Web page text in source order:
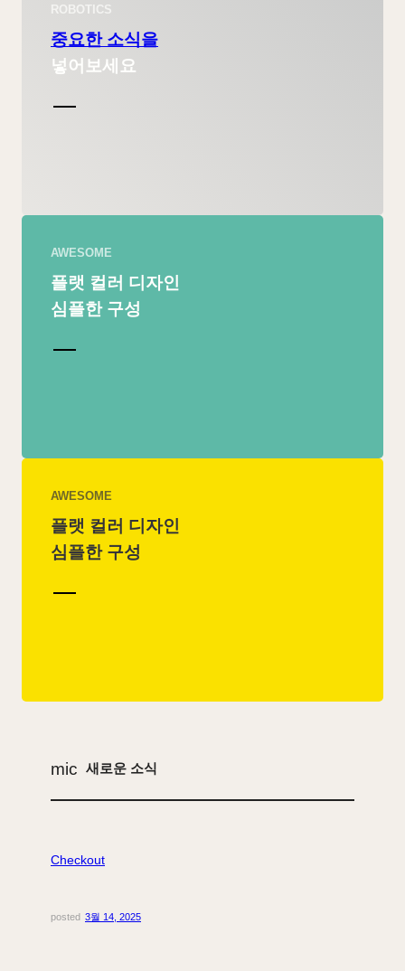
ROBOTICS
중요한 소식을
넣어보세요
AWESOME
플랫 컬러 디자인
심플한 구성
AWESOME
플랫 컬러 디자인
심플한 구성
mic 새로운 소식
Checkout
posted 3월 14, 2025